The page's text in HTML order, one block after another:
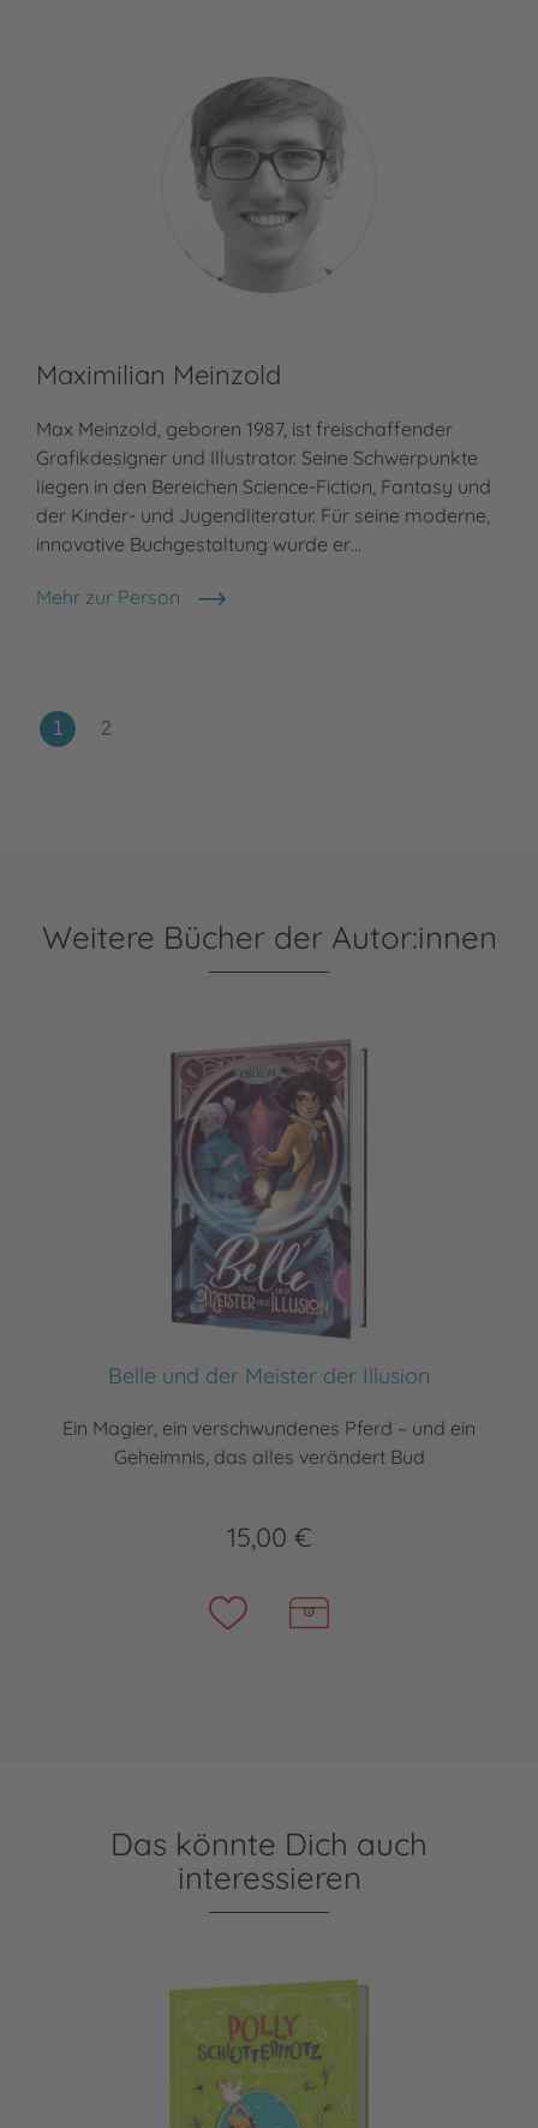
Maximilian Meinzold
Max Meinzold, geboren 1987, ist freischaffender
Grafikdesigner und Illustrator. Seine Schwerpunkte
liegen in den Bereichen Science-Fiction, Fantasy und
der Kinder- und Jugendliteratur. Für seine moderne,
innovative Buchgestaltung wurde er…
Mehr zur Person
Maximilian Meinzold
Weitere Bücher der Autor:innen
Belle und der Meister der Illusion
Ein Magier, ein verschwundenes Pferd – und ein
Geheimnis, das alles verändert Bud
15,00 €
Das könnte Dich auch
interessieren